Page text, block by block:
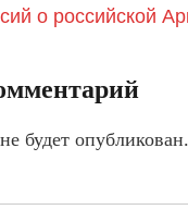
о российской
будет опубликован.